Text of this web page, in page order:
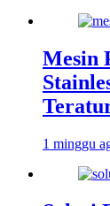
Mesin
1 minggu